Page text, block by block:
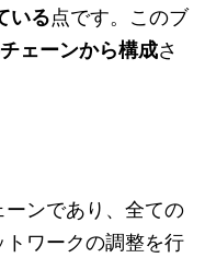
いる点です。このブ
ェーンから構成さ
ンであり、全ての
トワークの調整を行